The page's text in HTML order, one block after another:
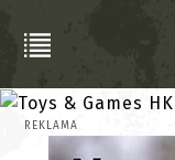
REKLAMA